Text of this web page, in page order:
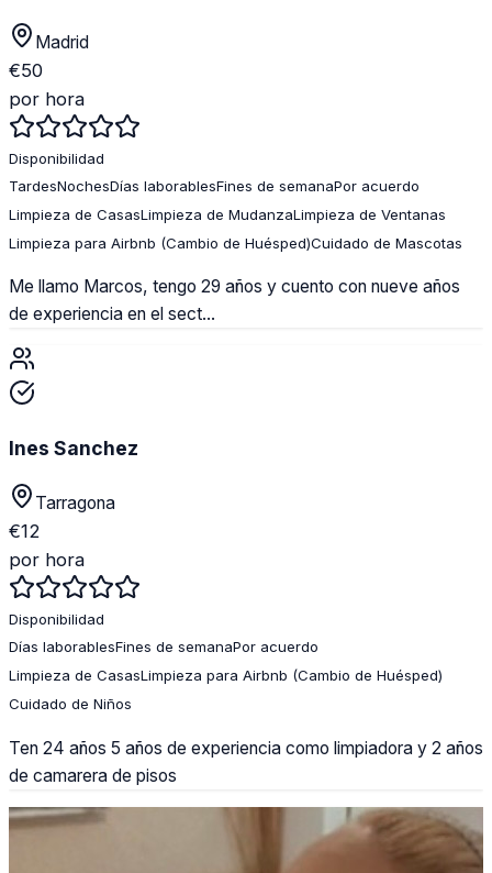
Madrid
€50
por hora
Disponibilidad
TardesNochesDías laborablesFines de semanaPor acuerdo
Limpieza de CasasLimpieza de MudanzaLimpieza de Ventanas
Limpieza para Airbnb (Cambio de Huésped)Cuidado de Mascotas
Me llamo Marcos, tengo 29 años y cuento con nueve años
de experiencia en el sect...
Ines Sanchez
Tarragona
€12
por hora
Disponibilidad
Días laborablesFines de semanaPor acuerdo
Limpieza de CasasLimpieza para Airbnb (Cambio de Huésped)
Cuidado de Niños
Ten 24 años 5 años de experiencia como limpiadora y 2 años
de camarera de pisos